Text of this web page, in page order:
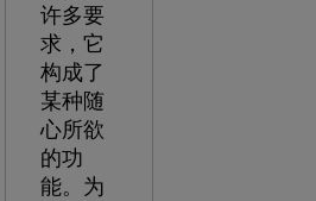
许多要
求，它
构成了
某种随
心所欲
的功
能。为